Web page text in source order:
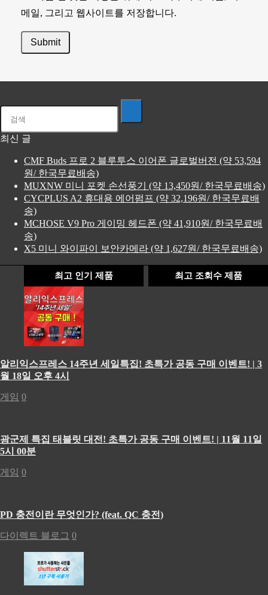
메일, 그리고 웹사이트를 저장합니다.
최신 글
CMF Buds 프로 2 블루투스 이어폰 글로벌버전 (약 53,594
원/ 한국무료배송)
MUXNW 미니 포켓 손선풍기 (약 13,450원/ 한국무료배송)
CYCPLUS A2 휴대용 에어펌프 (약 32,196원/ 한국무료배
송)
MCHOSE V9 Pro 게이밍 헤드폰 (약 41,910원/ 한국무료배
송)
X5 미니 와이파이 보안카메라 (약 1,627원/ 한국무료배송)
최고 인기 제품 최고 조회수 제품
알리익스프레스 14주년 세일특집! 초특가 공동 구매 이벤트! | 3
월 18일 오후 4시
게임 0
광군제 특집 태블릿 대전! 초특가 공동 구매 이벤트! | 11월 11일
5시 00분
게임 0
PD 충전이란 무엇인가? (feat. QC 충전)
다이렉트 블로그 0